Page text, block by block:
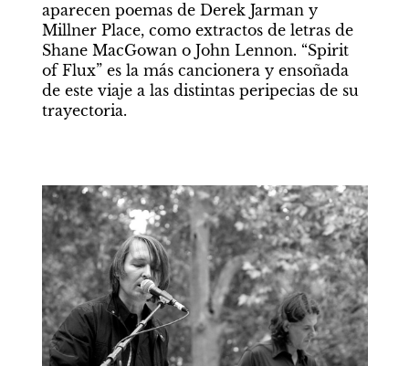
aparecen poemas de Derek Jarman y
Millner Place, como extractos de letras de
Shane MacGowan o John Lennon. “Spirit
of Flux” es la más cancionera y ensoñada
de este viaje a las distintas peripecias de su
trayectoria.